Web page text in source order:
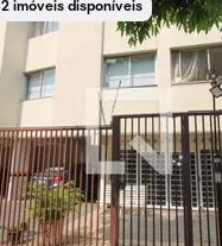
2 imóveis disponíveis